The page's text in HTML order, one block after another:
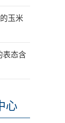
玉米
表态含
心